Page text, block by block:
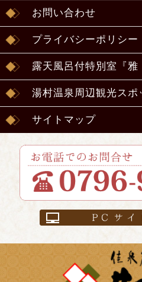
お問い合わせ
プライバシーポリシー
露天風呂付特別室『雅
湯村温泉周辺観光スポ
サイトマップ